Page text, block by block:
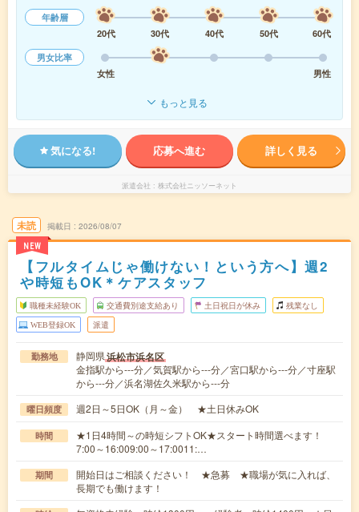
年齢層
20代
30代 40代 50代
60代
男女比率
女性
男性
もっと見る
気になる! 応募へ進む 詳しく見る
派遣会社 株式会社ニッソーネット
未読
NEW
掲載日 2026/08/07
【フルタイムじゃ働けない！という方へ】週2
や時短もOK＊ケアスタッフ
職種未経験OK 交通費別途支給あり 土日祝日が休み 残業なし
WEB登録OK 派遣
勤務地 静岡県浜松市浜名区
金指駅から---分／気賀駅から---分／宮口駅から---分／寸座駅
から---分／浜名湖佐久米駅から---分
曜日頻度 週2日～5日OK（月～金） ★土日休みOK
時間
★1日4時間～の時短シフトOK★スタート時間選べます！
7:00～16:009:00～17:0011:…
期間
開始日はご相談ください！ ★急募 ★職場が気に入れば、
長期でも働けます！